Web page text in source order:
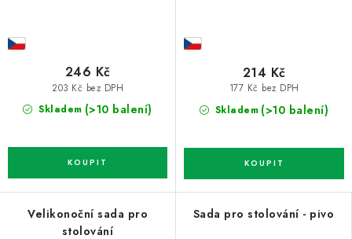
Skladem (>10 balení)
203 Kč bez DPH
246 Kč
Skladem (>10 balení)
177 Kč bez DPH
214 Kč
Velikonoční sada pro
stolování
Sada pro stolování - pivo